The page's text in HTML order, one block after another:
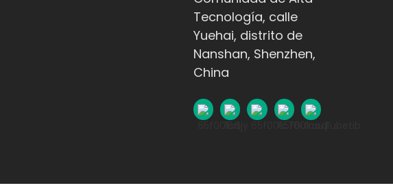
Tecnología, calle
Yuehai, distrito de
Nanshan, Shenzhen,
China